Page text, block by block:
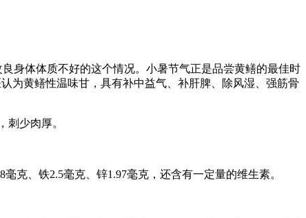
身体体质不好的这个情况。小暑节气正是品尝黄鳝的最佳时
为黄鳝性温味甘，具有补中益气、补肝脾、除风湿、强筋骨
刺少肉厚。
克、铁2.5毫克、锌1.97毫克，还含有一定量的维生素。